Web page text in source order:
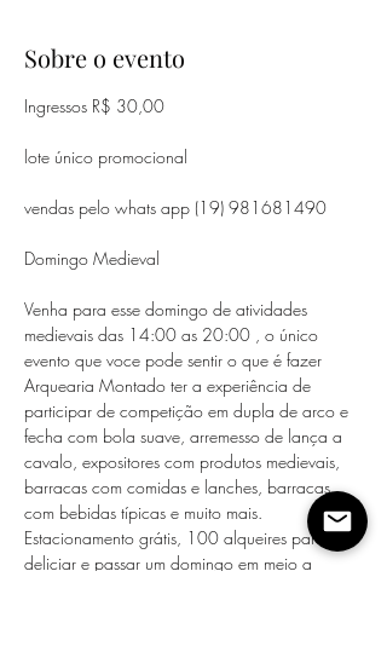
Sobre o evento
Ingressos R$ 30,00
Venha para esse domingo de atividades
medievais das 14:00 as 20:00 , o único
evento que voce pode sentir o que é fazer
Arquearia Montado ter a experiência de
participar de competição em dupla de arco e
fecha com bola suave, arremesso de lança a
cavalo, expositores com produtos medievais,
barracas com comidas e lanches, barracas
com bebidas típicas e muito mais.
Estacionamento grátis, 100 alqueires para se
deliciar e passar um domingo em meio a